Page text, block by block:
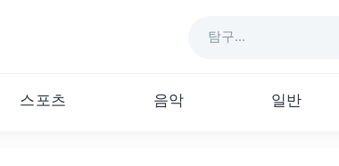
스포츠 음악 일반